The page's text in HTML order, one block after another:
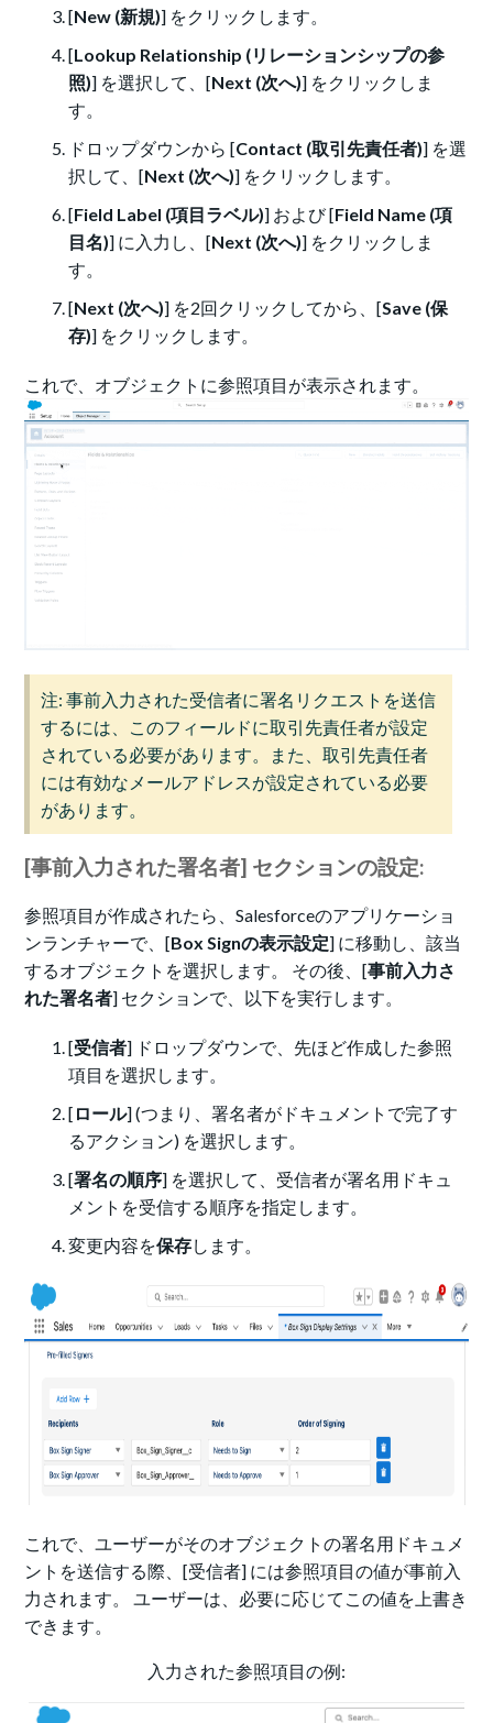
[New (新規)] をクリックします。
[Lookup Relationship (リレーションシップの参
照)] を選択して、[Next (次へ)] をクリックしま
す。
ドロップダウンから [Contact (取引先責任者)] を選
択して、[Next (次へ)] をクリックします。
[Field Label (項目ラベル)] および [Field Name (項
目名)] に入力し、[Next (次へ)] をクリックしま
す。
[Next (次へ)] を2回クリックしてから、[Save (保
存)] をクリックします。
これで、オブジェクトに参照項目が表示されます。
注: 事前入力された受信者に署名リクエストを送信
するには、このフィールドに取引先責任者が設定
されている必要があります。また、取引先責任者
には有効なメールアドレスが設定されている必要
があります。
[事前入力された署名者] セクションの設定:
参照項目が作成されたら、Salesforceのアプリケーショ
ンランチャーで、[Box Signの表示設定] に移動し、該当
するオブジェクトを選択します。 その後、[事前入力さ
れた署名者] セクションで、以下を実行します。
[受信者] ドロップダウンで、先ほど作成した参照
項目を選択します。
[ ロール] (つまり、署名者がドキュメントで完了す
るアクション) を選択します。
[署名の順序] を選択して、 受信者が署名用ドキュ
メントを受信する順序を指定します。
変更内容を保存します。
これで、ユーザーがそのオブジェクトの署名用ドキュメ
ントを送信する際、[受信者] には参照項目の値が事前入
力されます。 ユーザーは、必要に応じてこの値を上書き
できます。
入力された参照項目の例: